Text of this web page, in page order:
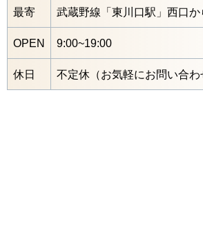
最寄 武蔵野線「東川口駅」西口か
OPEN 9:00~19:00
休日 不定休（お気軽にお問い合わ